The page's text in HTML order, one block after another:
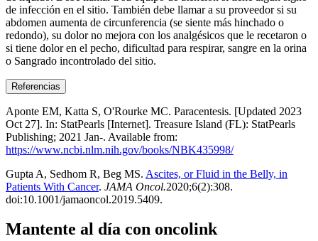
de infección en el sitio. También debe llamar a su proveedor si su
abdomen aumenta de circunferencia (se siente más hinchado o
redondo), su dolor no mejora con los analgésicos que le recetaron o
si tiene dolor en el pecho, dificultad para respirar, sangre en la orina
o Sangrado incontrolado del sitio.
Referencias
Aponte EM, Katta S, O'Rourke MC. Paracentesis. [Updated 2023
Oct 27]. In: StatPearls [Internet]. Treasure Island (FL): StatPearls
Publishing; 2021 Jan-. Available from:
https://www.ncbi.nlm.nih.gov/books/NBK435998/
Gupta A, Sedhom R, Beg MS. Ascites, or Fluid in the Belly, in
Patients With Cancer. JAMA Oncol.2020;6(2):308.
doi:10.1001/jamaoncol.2019.5409.
Mantente al día con oncolink